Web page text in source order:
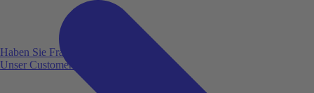
Haben Sie Fragen?
Unser Customer Service ist für Sie da!